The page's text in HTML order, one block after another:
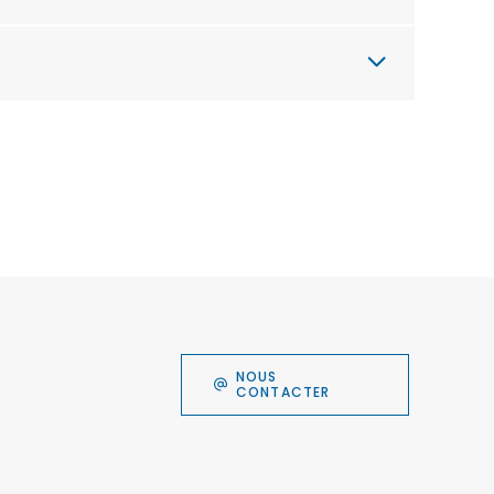
NOUS
CONTACTER